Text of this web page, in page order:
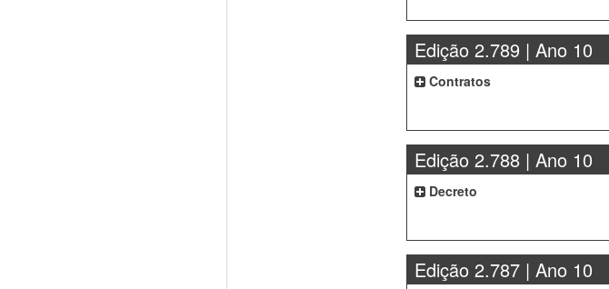
Edição 2.789 | Ano 10
Contratos
Edição 2.788 | Ano 10
Decreto
Edição 2.787 | Ano 10